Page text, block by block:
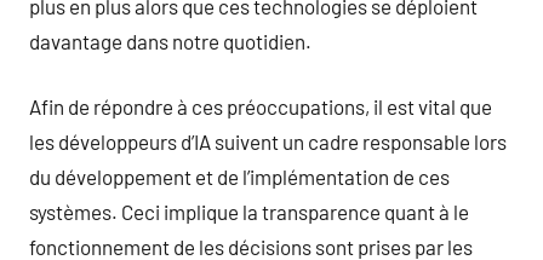
plus en plus alors que ces technologies se déploient
davantage dans notre quotidien.
Afin de répondre à ces préoccupations, il est vital que
les développeurs d’IA suivent un cadre responsable lors
du développement et de l’implémentation de ces
systèmes. Ceci implique la transparence quant à le
fonctionnement de les décisions sont prises par les